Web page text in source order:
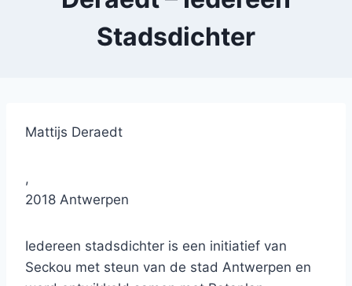
Stadsdichter
Mattijs Deraedt
,
2018 Antwerpen
Iedereen stadsdichter is een initiatief van
Seckou met steun van de stad Antwerpen en